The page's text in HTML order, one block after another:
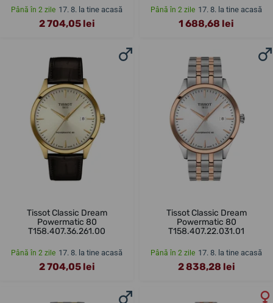
Până în 2 zile 17. 8. la tine acasă
2 704,05 lei
Până în 2 zile 17. 8. la tine acasă
1 688,68 lei
Tissot Classic Dream
Powermatic 80
T158.407.36.261.00
Până în 2 zile 17. 8. la tine acasă
2 704,05 lei
Tissot Classic Dream
Powermatic 80
T158.407.22.031.01
Până în 2 zile 17. 8. la tine acasă
2 838,28 lei